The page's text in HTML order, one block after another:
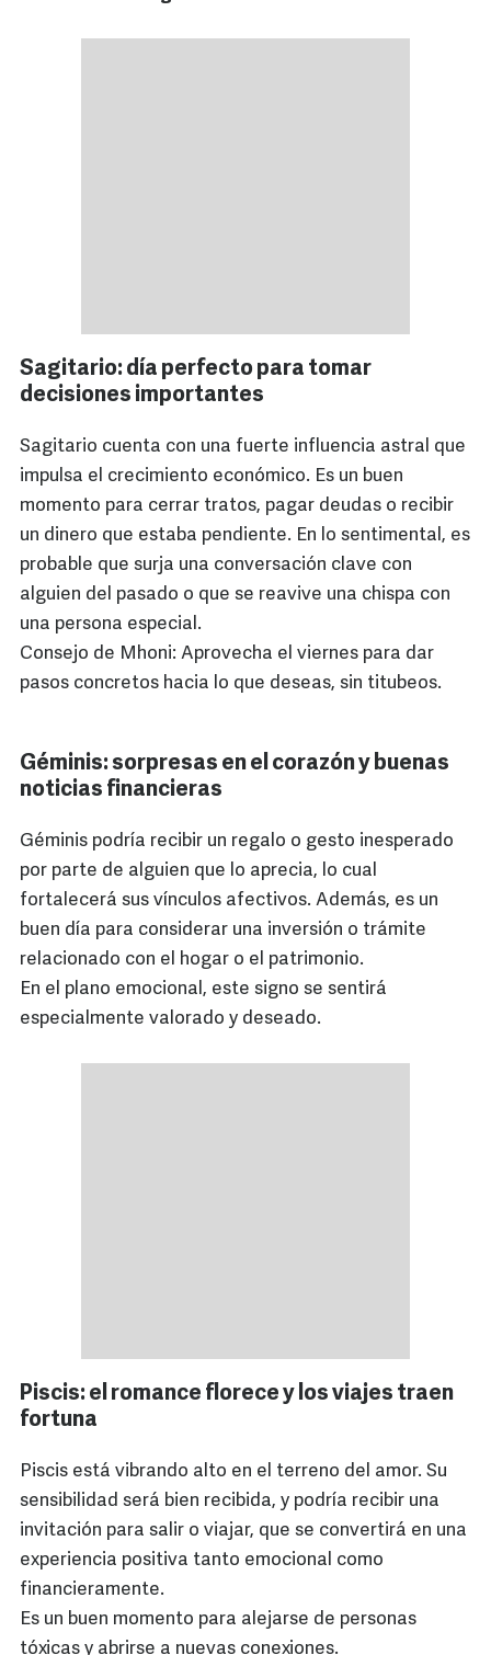
Sagitario: día perfecto para tomar
decisiones importantes
Sagitario cuenta con una fuerte influencia astral que
impulsa el crecimiento económico. Es un buen
momento para cerrar tratos, pagar deudas o recibir
un dinero que estaba pendiente. En lo sentimental, es
probable que surja una conversación clave con
alguien del pasado o que se reavive una chispa con
una persona especial.
Consejo de Mhoni: Aprovecha el viernes para dar
pasos concretos hacia lo que deseas, sin titubeos.
Géminis: sorpresas en el corazón y buenas
noticias financieras
Géminis podría recibir un regalo o gesto inesperado
por parte de alguien que lo aprecia, lo cual
fortalecerá sus vínculos afectivos. Además, es un
buen día para considerar una inversión o trámite
relacionado con el hogar o el patrimonio.
En el plano emocional, este signo se sentirá
especialmente valorado y deseado.
Piscis: el romance florece y los viajes traen
fortuna
Piscis está vibrando alto en el terreno del amor. Su
sensibilidad será bien recibida, y podría recibir una
invitación para salir o viajar, que se convertirá en una
experiencia positiva tanto emocional como
financieramente.
Es un buen momento para alejarse de personas
tóxicas y abrirse a nuevas conexiones.